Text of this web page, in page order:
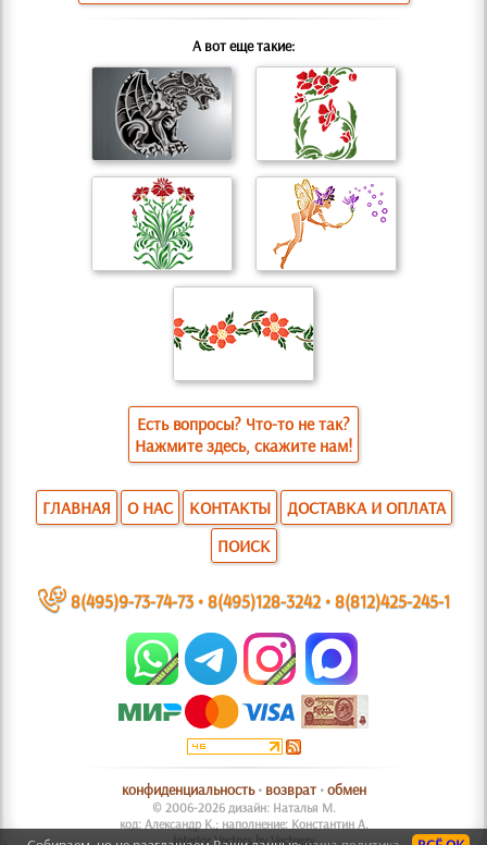
А вот еще такие:
Есть вопросы? Что-то не так?
Нажмите здесь, скажите нам!
ГЛАВНАЯ О НАС КОНТАКТЫ
ДОСТАВКА И ОПЛАТА
ПОИСК
~ 8(495)9-73-74-73•8(495)128-3242•8(812)425-245-1
конфиденциальность• возврат•обмен
© 2006-2026 дизайн: Наталья М.
код: Александр К.; наполнение: Константин А.
Interior Vectors by Vecteezy